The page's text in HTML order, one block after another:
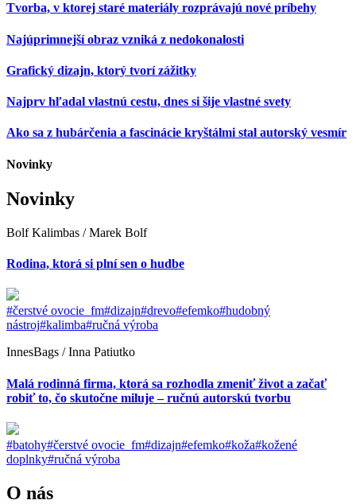
Tvorba, v ktorej staré materiály rozprávajú nové príbehy
Najúprimnejší obraz vzniká z nedokonalosti
Grafický dizajn, ktorý tvorí zážitky
Najprv hľadal vlastnú cestu, dnes si šije vlastné svety
Ako sa z hubárčenia a fascinácie kryštálmi stal autorský vesmír
Novinky
Novinky
Bolf Kalimbas / Marek Bolf
Rodina, ktorá si plní sen o hudbe
#čerstvé ovocie_fm#dizajn#drevo#efemko#hudobný
nástroj#kalimba#ručná výroba
InnesBags / Inna Patiutko
Malá rodinná firma, ktorá sa rozhodla zmeniť život a začať
robiť to, čo skutočne miluje – ručnú autorskú tvorbu
#batohy#čerstvé ovocie_fm#dizajn#efemko#koža#kožené
doplnky#ručná výroba
O nás